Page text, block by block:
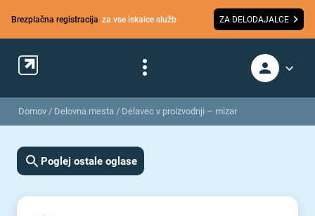
Brezplačna registracija za vse iskalce služb ZA DELODAJALCE
Domov / Delovna mesta / Delavec v proizvodnji – mizar
Poglej ostale oglase